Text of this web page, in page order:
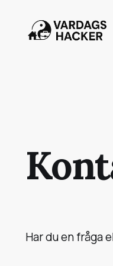
Har du en fråga